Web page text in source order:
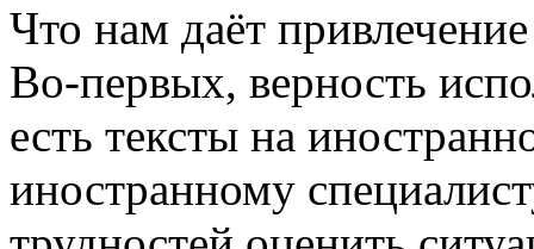
Что нам даёт
Во-первых, верность
есть тексты на
иностранному